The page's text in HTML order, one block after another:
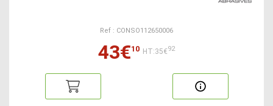
Ref : CONSO112650006
43€10 HT:35€92